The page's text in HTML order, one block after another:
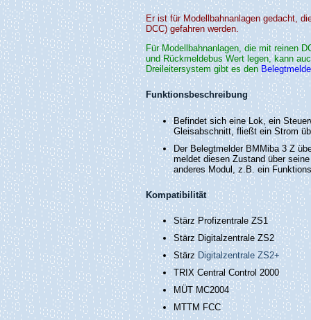
Er ist für Modellbahnanlagen gedacht,
DCC) gefahren werden.
Für Modellbahnanlagen, die mit reinen
und Rückmeldebus Wert legen, kann
Dreileitersystem gibt es den
Funktionsbeschreibung
Befindet sich eine Lok, ein
Gleisabschnitt, fließt ein Strom
Der Belegtmelder BMMiba 3 Z
meldet diesen Zustand über
anderes Modul, z.B. ein
Kompatibilität
Stärz Profizentrale ZS1
Stärz Digitalzentrale ZS2
Stärz Digitalzentrale ZS2+
TRIX Central Control 2000
MÜT MC2004
MTTM FCC